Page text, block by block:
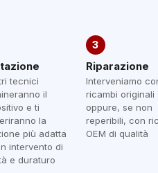
tecnici
il
e ti
la
più adatta
intervento di
e duraturo
3
Riparazione
Interveniamo
ricambi originali
oppure, se non
reperibili, con
OEM di qualità